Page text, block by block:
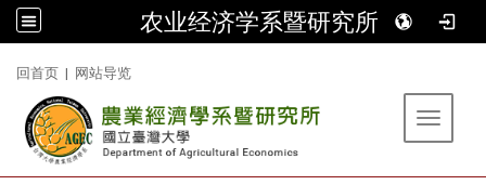
农业经济学系暨研究所
回首页 | 网站导览
Toggle